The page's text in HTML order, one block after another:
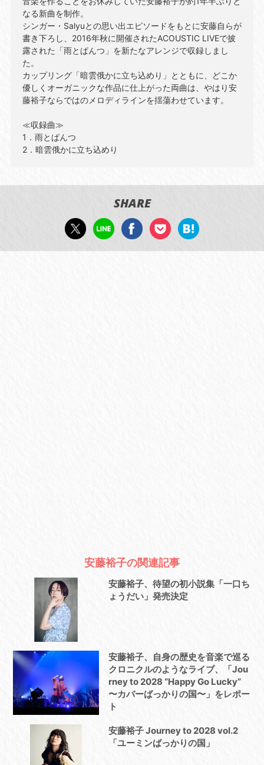
なる新曲を制作。
シンガー・Salyuとの思い出エピソードをもとに安藤自らが
書き下ろし、2016年秋に開催されたACOUSTIC LIVEで披
露された「雨とぱんつ」を新たなアレンジで収録しまし
た。
カップリング「暗雲俄かに立ち込めり」とともに、どこか
優しくオーガニックな作品に仕上がった両曲は、やはり安
藤裕子ならではのメロディラインを揺蕩わせています。
≪収録曲≫
1．雨とぱんつ
2．暗雲俄かに立ち込めり
SHARE
安藤裕子の関連記事
安藤裕子、待望の初小説集「一口ち
ょうだい」発売決定
安藤裕子、自身の歴史を音楽で巡る
クロニクルのようなライブ、「Jou
rney to 2028 “Happy Go Lucky”
〜カバーばっかりの国〜」をレポー
ト
安藤裕子 Journey to 2028 vol.2
「ユーミンばっかりの国」